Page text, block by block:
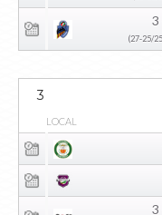
3
(27-25/
3
LOCAL
3